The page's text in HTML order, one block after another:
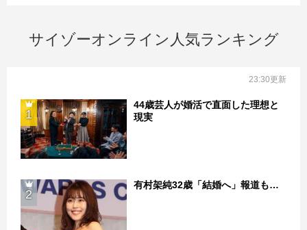
サイゾーオンライン人気ランキング
23:30更新
1
44歳芸人が婚活で直面した理想と
現実
2
有村架純32歳「結婚へ」報道も…